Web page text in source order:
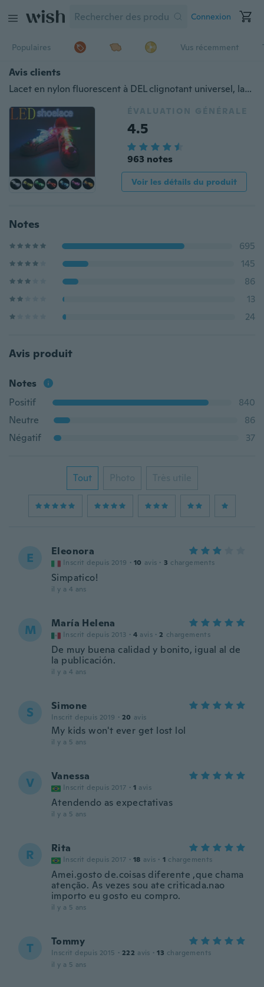
Connexion
Populaires Vus récemment
Avis clients
Lacet en nylon fluorescent à DEL clignotant universel, lacet lumineux coloré, courant à l'extérieur la nuit
ÉVALUATION GÉNÉRALE
4.5
963 notes
Voir les détails du produit
Notes
695
145
86
13
24
Avis produit
Notes
Positif
840
Neutre
86
Négatif
37
Tout Photo Très utile
E Eleonora
Inscrit depuis 2019 · 10 avis · 3 chargements
Simpatico!
il y a 4 ans
M María Helena
Inscrit depuis 2013 · 4 avis · 2 chargements
De muy buena calidad y bonito, igual al de
la publicación.
il y a 4 ans
S Simone
Inscrit depuis 2019 · 20 avis
My kids won't ever get lost lol
il y a 5 ans
V Vanessa
Inscrit depuis 2017 · 1 avis
Atendendo as expectativas
il y a 5 ans
R Rita
Inscrit depuis 2017 · 18 avis · 1 chargements
Amei.gosto de.coisas diferente ,que chama
atenção. As vezes sou ate criticada.nao
importo eu gosto eu compro.
il y a 5 ans
T Tommy
Inscrit depuis 2015 · 222 avis · 13 chargements
il y a 5 ans